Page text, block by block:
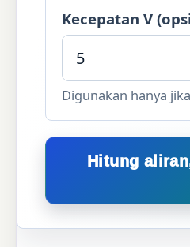
Kecepatan V
Digunakan hanya
Hitung